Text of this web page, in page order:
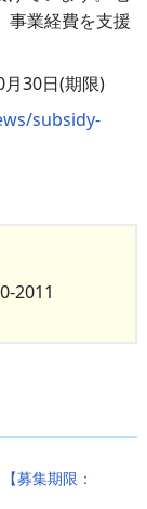
事業経費を支援
30日(期限)
subsidy-
2011
募集期限：